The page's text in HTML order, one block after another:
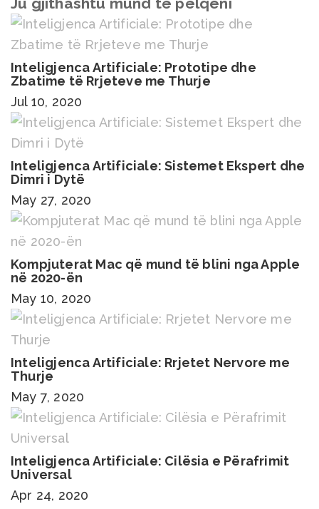
Inteligjenca Artificiale: Prototipe dhe
Zbatime të Rrjeteve me Thurje
Jul 10, 2020
Inteligjenca Artificiale: Sistemet Ekspert dhe
Dimri i Dytë
May 27, 2020
Kompjuterat Mac që mund të blini nga Apple
në 2020-ën
May 10, 2020
Inteligjenca Artificiale: Rrjetet Nervore me
Thurje
May 7, 2020
Inteligjenca Artificiale: Cilësia e Përafrimit
Universal
Apr 24, 2020